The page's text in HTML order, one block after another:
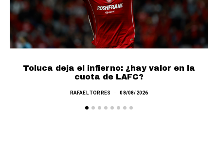
Toluca deja el infierno: ¿hay valor en la
cuota de LAFC?
RAFAEL TORRES 08/08/2026